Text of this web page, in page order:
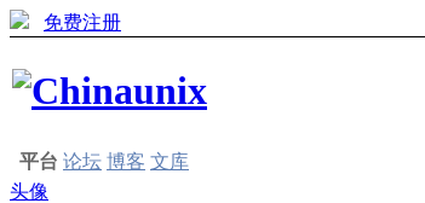
免费注册
平台 论坛 博客 文库
头像